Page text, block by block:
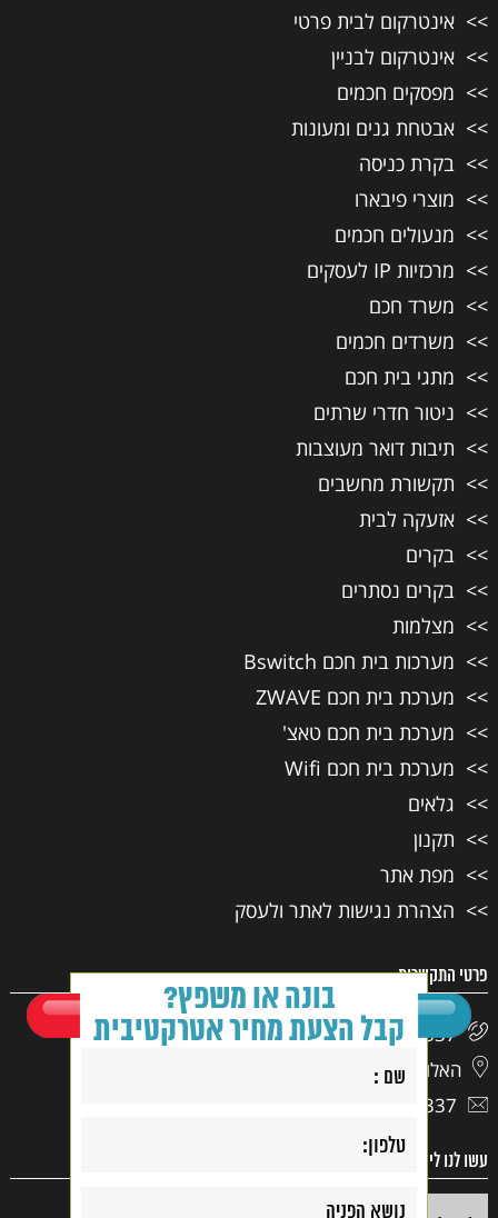
בונה או משפץ?
קבל הצעת מחיר אטרקטיבית
אינטרקום לבית פרטי
אינטרקום לבניין
מפסקים חכמים
אבטחת גנים ומעונות
בקרת כניסה
מוצרי פיבארו
מנעולים חכמים
מרכזיות IP לעסקים
משרד חכם
משרדים חכמים
מתגי בית חכם
ניטור חדרי שרתים
תיבות דואר מעוצבות
תקשורת מחשבים
אזעקה לבית
בקרים
בקרים נסתרים
מצלמות
מערכות בית חכם Bswitch
מערכת בית חכם ZWAVE
מערכת בית חכם טאצ'
מערכת בית חכם Wifi
גלאים
תקנון
מפת אתר
הצהרת נגישות לאתר ולעסק
פרטי התקשרות
03-9417337
האלוף דוד 17, ראשון לציון
03-9417337
עשו לנו לייק